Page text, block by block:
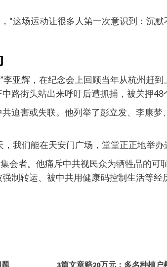
“这场运动让很多人第一次意识到：沉
亚辉，在纪念会上回顾当年从杭州赶到
路街头站出来呼吁后遭抓捕，被关押48
迫害或失联。他列举了彭立发、李康
我们能在天安门广场，堂堂正正地举办
会者。他痛斥中共视民众为牺牲品的可
制转运、被中共用健康码控制生活等经
3篇文章赔20万元：多名种植